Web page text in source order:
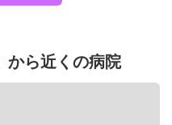
から近くの病院